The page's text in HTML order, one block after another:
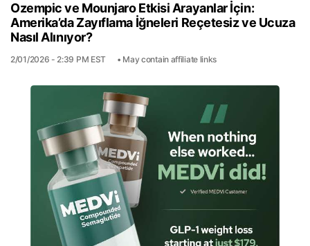
Ozempic ve Mounjaro Etkisi Arayanlar İçin:
Amerika’da Zayıflama İğneleri Reçetesiz ve Ucuza
Nasıl Alınıyor?
2/01/2026 - 2:39 PM EST • May contain affiliate links